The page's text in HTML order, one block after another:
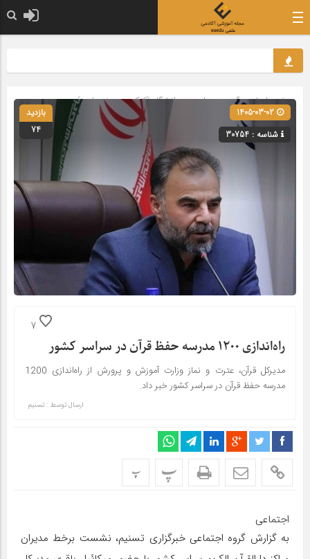
صفحه اصلی» گروه »مدارس و دانشگاه (کنکور و حوزه علمیه)
شناسه : 30754
بازدید
74
7
راه‌اندازی 1200 مدرسه حفظ قرآن در سراسر کشور
مدیرکل قرآن، عترت و نماز وزارت آموزش و پرورش از راه‌اندازی 1200
مدرسه حفظ قرآن در سراسر کشور خبر داد.
ارسال توسط : تسنیم
پ پ
اجتماعی
به گزارش گروه اجتماعی خبرگزاری تسنیم، نشست برخط مدیران